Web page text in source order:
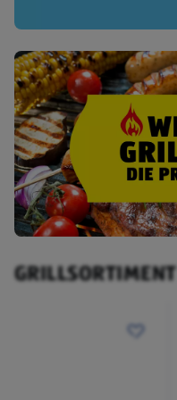
GRILLSORTIMENT